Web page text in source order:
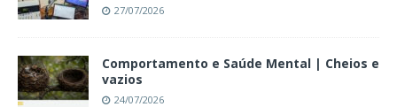
27/07/2026
Comportamento e Saúde Mental | Cheios e
vazios
24/07/2026